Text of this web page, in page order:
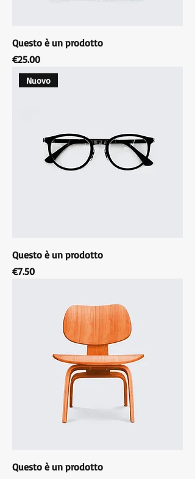
Questo è un prodotto
Price
€25.00
Nuovo
Questo è un prodotto
Price
€7.50
Questo è un prodotto